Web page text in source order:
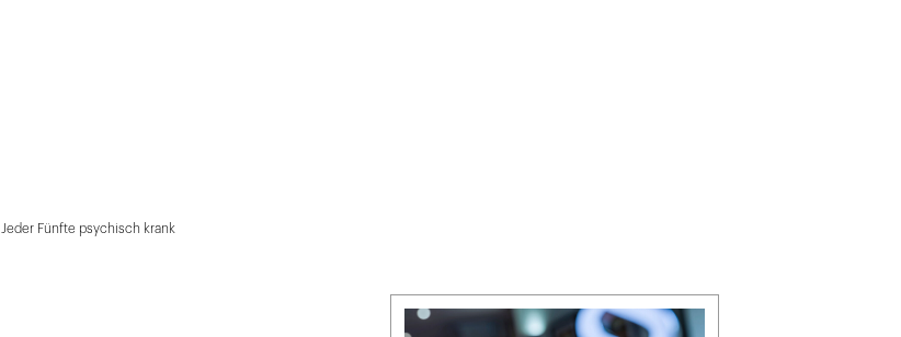
Jeder Fünfte psychisch krank